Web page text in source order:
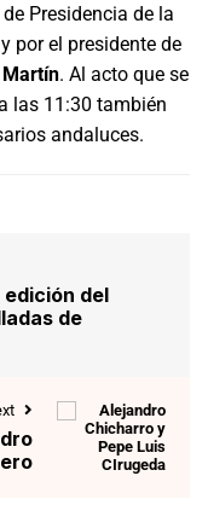
Presidencia de la
y por el presidente de
. Al acto que se
las 11:30 también
andaluces.
edición del
de